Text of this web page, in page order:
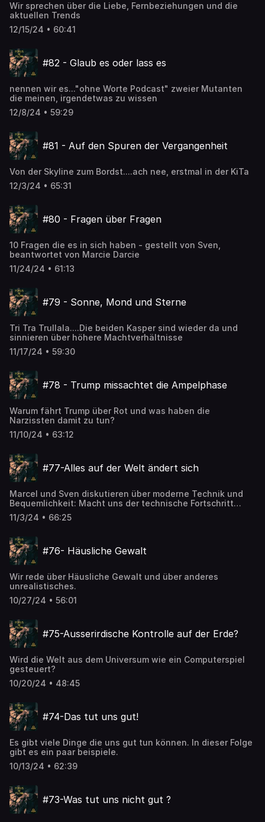
Wir sprechen über die Liebe, Fernbeziehungen und die
aktuellen Trends
12/15/24 • 60:41
#82 - Glaub es oder lass es
nennen wir es..."ohne Worte Podcast" zweier Mutanten
die meinen, irgendetwas zu wissen
12/8/24 • 59:29
#81 - Auf den Spuren der Vergangenheit
Von der Skyline zum Bordst....ach nee, erstmal in der KiTa
12/3/24 • 65:31
#80 - Fragen über Fragen
10 Fragen die es in sich haben - gestellt von Sven,
beantwortet von Marcie Darcie
11/24/24 • 61:13
#79 - Sonne, Mond und Sterne
Tri Tra Trullala....Die beiden Kasper sind wieder da und
sinnieren über höhere Machtverhältnisse
11/17/24 • 59:30
#78 - Trump missachtet die Ampelphase
Warum fährt Trump über Rot und was haben die
Narzissten damit zu tun?
11/10/24 • 63:12
#77-Alles auf der Welt ändert sich
Marcel und Sven diskutieren über moderne Technik und
Bequemlichkeit: Macht uns der technische Fortschritt
wirklich fauler?
11/3/24 • 66:25
#76- Häusliche Gewalt
Wir rede über Häusliche Gewalt und über anderes
unrealistisches.
10/27/24 • 56:01
#75-Ausserirdische Kontrolle auf der Erde?
Wird die Welt aus dem Universum wie ein Computerspiel
gesteuert?
10/20/24 • 48:45
#74-Das tut uns gut!
Es gibt viele Dinge die uns gut tun können. In dieser Folge
gibt es ein paar beispiele.
10/13/24 • 62:39
#73-Was tut uns nicht gut ?